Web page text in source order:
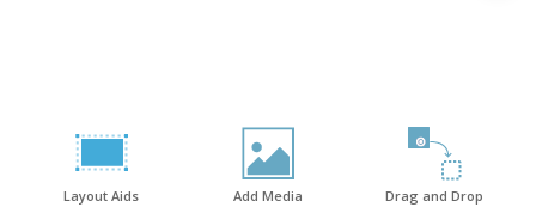
Layout Aids Add Media Drag and Drop